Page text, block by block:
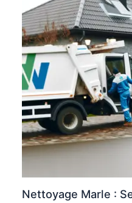
Nettoyage Marle :